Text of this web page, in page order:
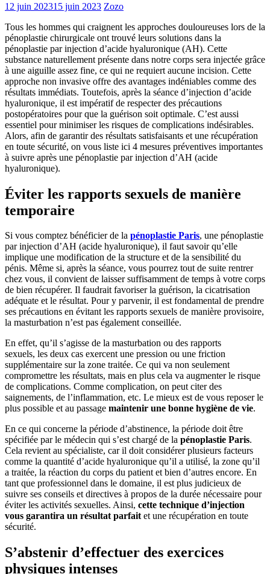
12 juin 202315 juin 2023 Zozo
Tous les hommes qui craignent les approches douloureuses lors de la
pénoplastie chirurgicale ont trouvé leurs solutions dans la
pénoplastie par injection d’acide hyaluronique (AH). Cette
substance naturellement présente dans notre corps sera injectée grâce
à une aiguille assez fine, ce qui ne requiert aucune incision. Cette
approche non invasive offre des avantages indéniables comme des
résultats immédiats. Toutefois, après la séance d’injection d’acide
hyaluronique, il est impératif de respecter des précautions
postopératoires pour que la guérison soit optimale. C’est aussi
essentiel pour minimiser les risques de complications indésirables.
Alors, afin de garantir des résultats satisfaisants et une récupération
en toute sécurité, on vous liste ici 4 mesures préventives importantes
à suivre après une pénoplastie par injection d’AH (acide
hyaluronique).
Éviter les rapports sexuels de manière
temporaire
Si vous comptez bénéficier de la pénoplastie Paris, une pénoplastie
par injection d’AH (acide hyaluronique), il faut savoir qu’elle
implique une modification de la structure et de la sensibilité du
pénis. Même si, après la séance, vous pourrez tout de suite rentrer
chez vous, il convient de laisser suffisamment de temps à votre corps
de bien récupérer. Il faudrait favoriser la guérison, la cicatrisation
adéquate et le résultat. Pour y parvenir, il est fondamental de prendre
ses précautions en évitant les rapports sexuels de manière provisoire,
la masturbation n’est pas également conseillée.
En effet, qu’il s’agisse de la masturbation ou des rapports
sexuels, les deux cas exercent une pression ou une friction
supplémentaire sur la zone traitée. Ce qui va non seulement
compromettre les résultats, mais en plus cela va augmenter le risque
de complications. Comme complication, on peut citer des
saignements, de l’inflammation, etc. Le mieux est de vous reposer le
plus possible et au passage maintenir une bonne hygiène de vie.
En ce qui concerne la période d’abstinence, la période doit être
spécifiée par le médecin qui s’est chargé de la pénoplastie Paris.
Cela revient au spécialiste, car il doit considérer plusieurs facteurs
comme la quantité d’acide hyaluronique qu’il a utilisé, la zone qu’il
a traitée, la réaction du corps du patient et bien d’autres encore. En
tant que professionnel dans le domaine, il est plus judicieux de
suivre ses conseils et directives à propos de la durée nécessaire pour
éviter les activités sexuelles. Ainsi, cette technique d’injection
vous garantira un résultat parfaitet une récupération en toute
sécurité.
S’abstenir d’effectuer des exercices
physiques intenses